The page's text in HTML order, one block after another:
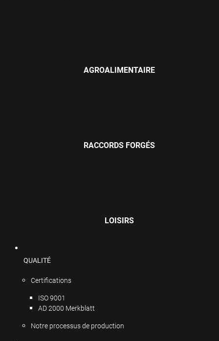
AGROALIMENTAIRE
RACCORDS FORGÉS
LOISIRS
QUALITÉ
Certifications
ISO 9001
AD 2000 Merkblatt
Notre processus de production